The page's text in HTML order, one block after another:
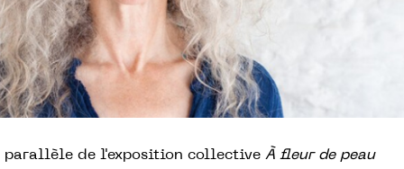
parallèle de l'exposition collective À fleur de peau